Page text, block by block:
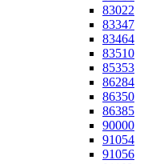
83022
83347
83464
83510
85353
86284
86350
86385
90000
91054
91056